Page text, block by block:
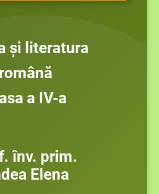
și literatura
română
a IV-a
înv. prim.
Elena